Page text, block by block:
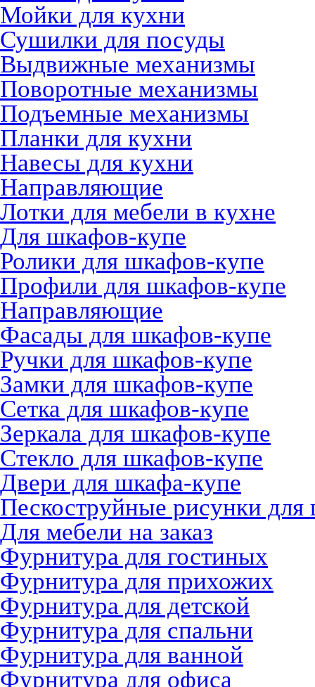
Мойки для кухни
Сушилки для посуды
Выдвижные механизмы
Поворотные механизмы
Подъемные механизмы
Планки для кухни
Навесы для кухни
Направляющие
Лотки для мебели в кухне
Для шкафов-купе
Ролики для шкафов-купе
Профили для шкафов-купе
Направляющие
Фасады для шкафов-купе
Ручки для шкафов-купе
Замки для шкафов-купе
Сетка для шкафов-купе
Зеркала для шкафов-купе
Стекло для шкафов-купе
Двери для шкафа-купе
Пескоструйные рисунки
Для мебели на заказ
Фурнитура для гостиных
Фурнитура для прихожих
Фурнитура для детской
Фурнитура для спальни
Фурнитура для ванной
Фурнитура для офиса